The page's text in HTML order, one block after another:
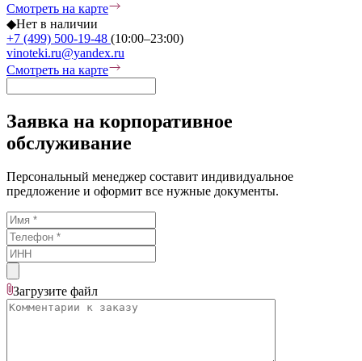
Смотреть на карте
◆Нет в наличии
+7 (499) 500-19-48 (10:00–23:00)
vinoteki.ru@yandex.ru
Смотреть на карте
Заявка на корпоративное
обслуживание
Персональный менеджер составит индивидуальное
предложение и оформит все нужные документы.
Загрузите файл